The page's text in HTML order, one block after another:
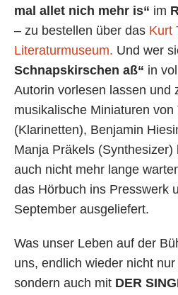
mal allet nich mehr is“ im
– zu bestellen über das Kurt
Literaturmuseum. Und wer
Schnapskirschen aß“ in
Autorin vorlesen lassen und
musikalische Miniaturen
(Klarinetten), Benjamin
Manja Präkels
auch nicht mehr lange
das Hörbuch ins Presswerk
September ausgeliefert.
Was unser Leben auf der
uns, endlich wieder nicht
sondern auch mit DER